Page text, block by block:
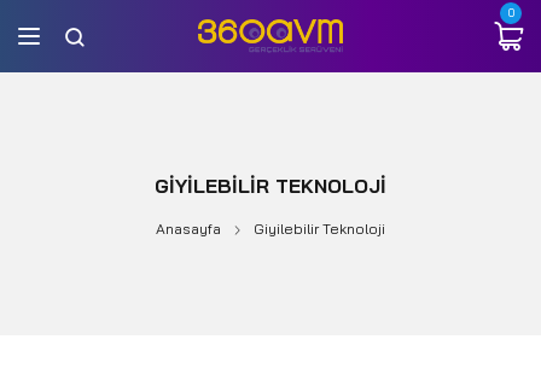
0
GIYILEBILIR TEKNOLOJI
Anasayfa Giyilebilir Teknoloji